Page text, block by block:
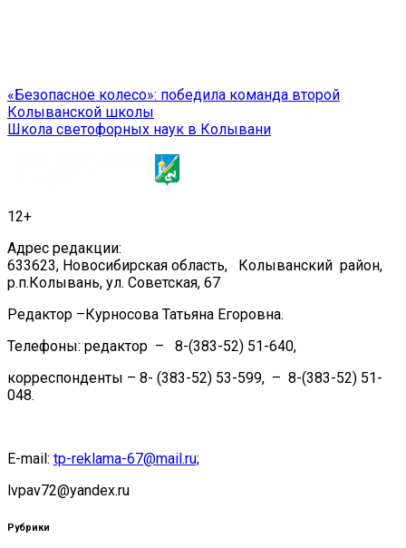
Навигация
по
«Безопасное колесо»: победила команда второй
Колыванской школы
Школа светофорных наук в Колывани
12+
Адрес редакции:
633623, Новосибирская область, Колыванский район,
р.п.Колывань, ул. Советская, 67
Редактор –Курносова Татьяна Егоровна.
Телефоны: редактор – 8-(383-52) 51-640,
корреспонденты – 8- (383-52) 53-599, – 8-(383-52) 51-
048.
E-mail: tp-reklama-67@mail.ru;
lvpav72@yandex.ru
Рубрики